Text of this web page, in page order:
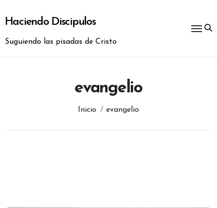
contenido
Haciendo Discipulos
Suguiendo las pisadas de Cristo
evangelio
Inicio evangelio